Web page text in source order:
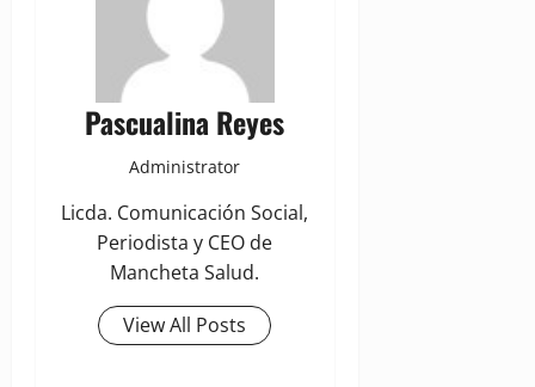
Pascualina Reyes
Administrator
Licda. Comunicación Social,
Periodista y CEO de
Mancheta Salud.
View All Posts